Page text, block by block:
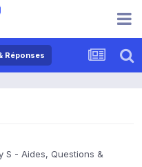
Réponses
S - Aides, Questions &